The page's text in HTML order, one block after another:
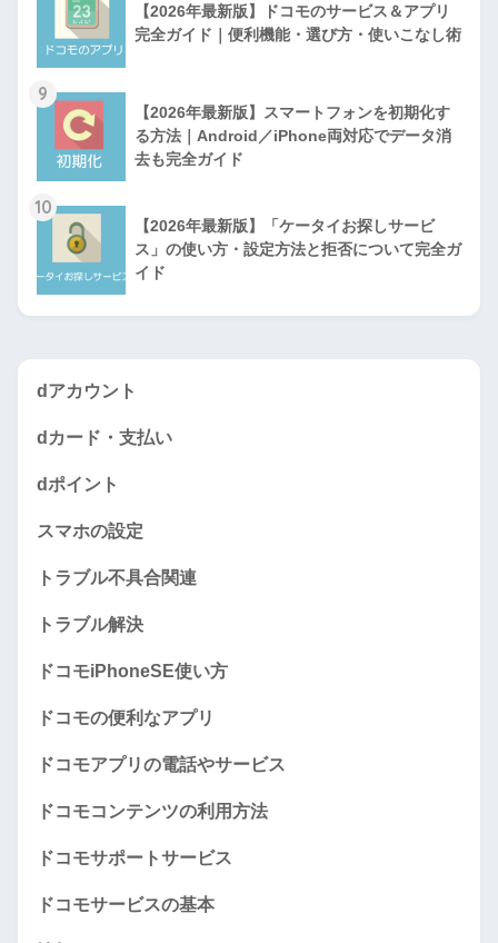
【2026年最新版】ドコモのサービス＆アプリ
完全ガイド｜便利機能・選び方・使いこなし術
9
【2026年最新版】スマートフォンを初期化す
る方法｜Android／iPhone両対応でデータ消
去も完全ガイド
10
【2026年最新版】「ケータイお探しサービ
ス」の使い方・設定方法と拒否について完全ガ
イド
dアカウント
dカード・支払い
dポイント
スマホの設定
トラブル不具合関連
トラブル解決
ドコモiPhoneSE使い方
ドコモの便利なアプリ
ドコモアプリの電話やサービス
ドコモコンテンツの利用方法
ドコモサポートサービス
ドコモサービスの基本